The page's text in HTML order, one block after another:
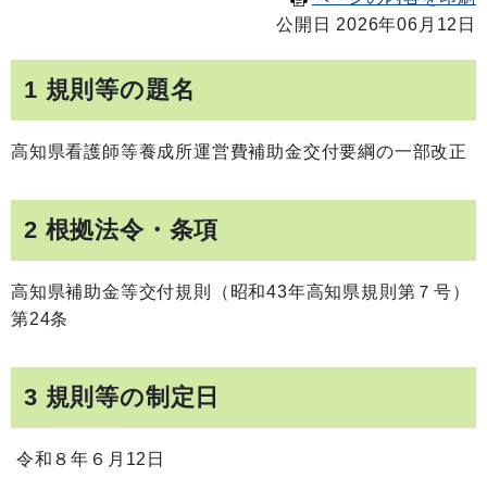
公開日 2026年06月12日
1 規則等の題名
高知県看護師等養成所運営費補助金交付要綱の一部改正
2 根拠法令・条項
高知県補助金等交付規則（昭和43年高知県規則第７号）
第24条
3 規則等の制定日
令和８年６月12日